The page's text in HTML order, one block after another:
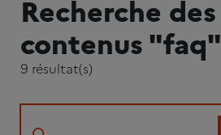
Recherche des
contenus "faq"
9 résultat(s)